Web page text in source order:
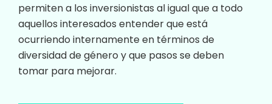
permiten a los inversionistas al igual que a todo
aquellos interesados entender que está
ocurriendo internamente en términos de
diversidad de género y que pasos se deben
tomar para mejorar.